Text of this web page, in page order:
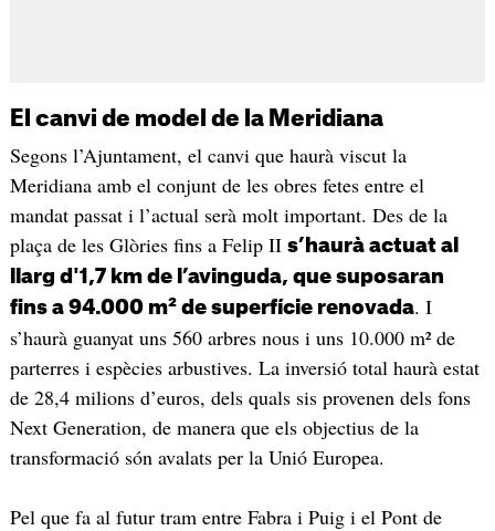
El canvi de model de la Meridiana
Segons l’Ajuntament, el canvi que haurà viscut la
Meridiana amb el conjunt de les obres fetes entre el
mandat passat i l’actual serà molt important. Des de la
plaça de les Glòries fins a Felip II s’haurà actuat al
llarg d'1,7 km de l’avinguda, que suposaran
fins a 94.000 m² de superfície renovada. I
s’haurà guanyat uns 560 arbres nous i uns 10.000 m² de
parterres i espècies arbustives. La inversió total haurà estat
de 28,4 milions d’euros, dels quals sis provenen dels fons
Next Generation, de manera que els objectius de la
transformació són avalats per la Unió Europea.
Pel que fa al futur tram entre Fabra i Puig i el Pont de